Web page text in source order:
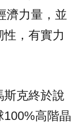
濟力量，並
性，有實力
斯克終於說
100%高階晶